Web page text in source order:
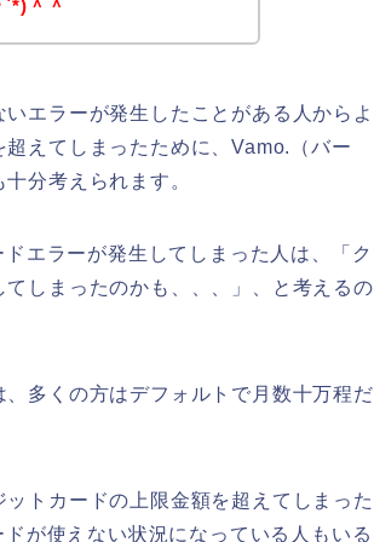
＾＾
エラーが発生したことがある人からよ
えてしまったために、Vamo.（バー
分考えられます。
エラーが発生してしまった人は、「ク
しまったのかも、、、」、と考えるの
多くの方はデフォルトで月数十万程だ
トカードの上限金額を超えてしまった
が使えない状況になっている人もいる